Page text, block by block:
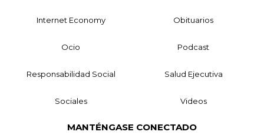
Internet Economy Obituarios
Ocio Podcast
Responsabilidad Social Salud Ejecutiva
Sociales Videos
MANTÉNGASE CONECTADO